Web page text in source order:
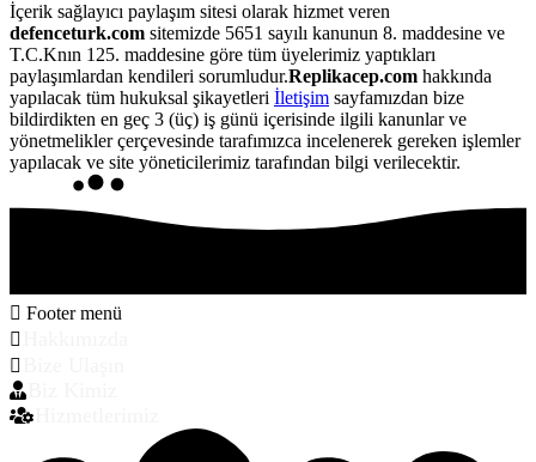
İçerik sağlayıcı paylaşım sitesi olarak hizmet veren
defenceturk.com sitemizde 5651 sayılı kanunun 8. maddesine ve
T.C.Knın 125. maddesine göre tüm üyelerimiz yaptıkları
paylaşımlardan kendileri sorumludur.Replikacep.com hakkında
yapılacak tüm hukuksal şikayetleri İletişim sayfamızdan bize
bildirdikten en geç 3 (üç) iş günü içerisinde ilgili kanunlar ve
yönetmelikler çerçevesinde tarafımızca incelenerek gereken işlemler
yapılacak ve site yöneticilerimiz tarafından bilgi verilecektir.
Footer menü